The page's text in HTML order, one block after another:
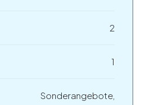
2
1
Sonderangebote,